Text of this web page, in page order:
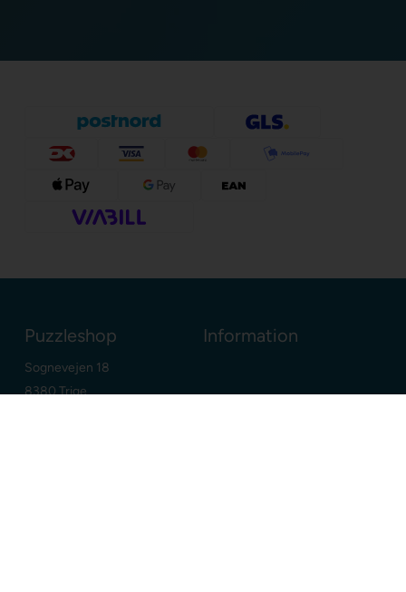
Puzzleshop
Sognevejen 18
8380 Trige
Information